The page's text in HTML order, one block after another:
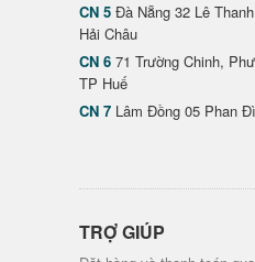
CN 5 Đà Nẵng 32 Lê
Hải Châu
CN 6 71 Trường Chinh,
TP Huế
CN 7 Lâm Đồng 05 Phan
TRỢ GIÚP